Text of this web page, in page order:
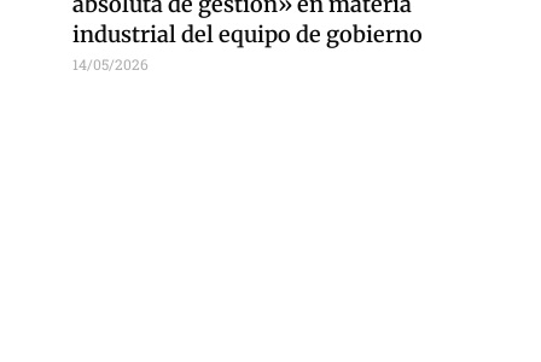
industrial del equipo de gobierno
14/05/2026